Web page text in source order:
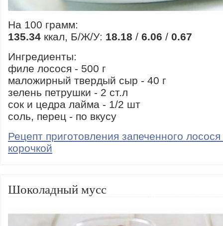
На 100 грамм:
135.34 ккал, Б/Ж/У: 18.18 / 6.06 / 0.67
Ингредиенты:
филе лосося - 500 г
маложирный твердый сыр - 40 г
зелень петрушки - 2 ст.л
сок и цедра лайма - 1/2 шт
соль, перец - по вкусу
Рецепт приготовления запеченного
корочкой
Шоколадный мусс